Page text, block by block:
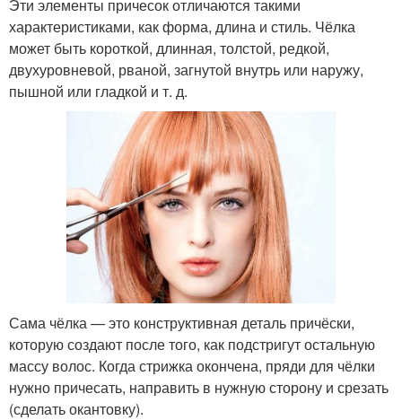
Эти элементы причесок отличаются такими
характеристиками, как форма, длина и стиль. Чёлка
может быть короткой, длинная, толстой, редкой,
двухуровневой, рваной, загнутой внутрь или наружу,
пышной или гладкой и т. д.
Сама чёлка — это конструктивная деталь причёски,
которую создают после того, как подстригут остальную
массу волос. Когда стрижка окончена, пряди для чёлки
нужно причесать, направить в нужную сторону и срезать
(сделать окантовку).